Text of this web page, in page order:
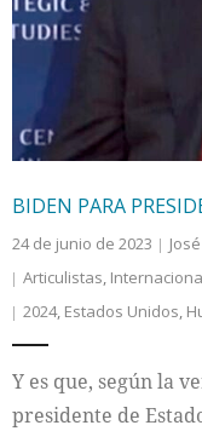
BIDEN PARA
24 de junio de 2023
Articulistas,
2024, Estados Unidos,
Y es que, según la
presidente de